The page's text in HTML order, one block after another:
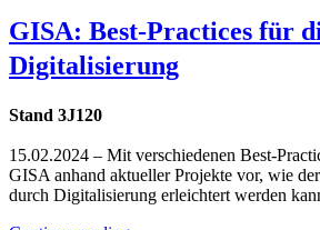
GISA: Best-Practices für
Digitalisierung
Stand 3J120
15.02.2024 – Mit verschiedenen Best-
GISA anhand aktueller Projekte vor, wie
durch Digitalisierung erleichtert werden